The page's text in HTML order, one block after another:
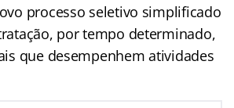
processo seletivo simplificado
por tempo determinado,
que desempenhem atividades